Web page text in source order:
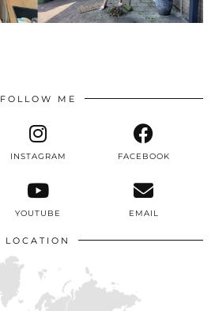
FOLLOW ME
INSTAGRAM FACEBOOK
YOUTUBE EMAIL
LOCATION